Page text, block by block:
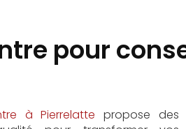
pour
à Pierrelatte propose des